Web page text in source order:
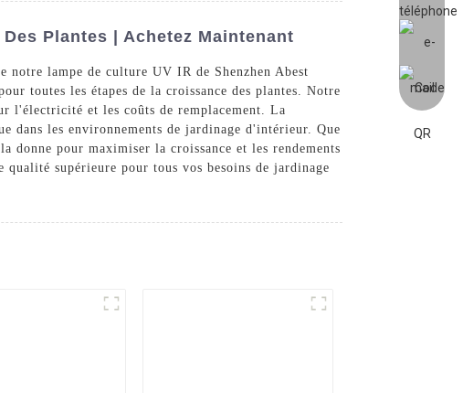
Plantes | Achetez Maintenant
notre lampe de culture UV IR de Shenzhen Abest
toutes les étapes de la croissance des plantes. Notre
l'électricité et les coûts de remplacement. La
dans les environnements de jardinage d'intérieur. Que
pour maximiser la croissance et les rendements
supérieure pour tous vos besoins de jardinage